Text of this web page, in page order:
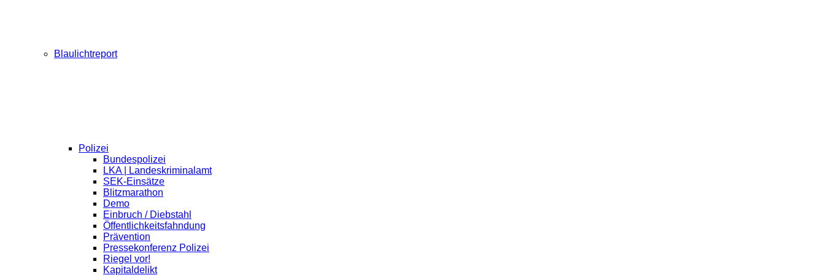
Blaulichtreport
Polizei
Bundespolizei
LKA | Landeskriminalamt
SEK-Einsätze
Blitzmarathon
Demo
Einbruch / Diebstahl
Öffentlichkeitsfahndung
Prävention
Pressekonferenz Polizei
Riegel vor!
Kapitaldelikt